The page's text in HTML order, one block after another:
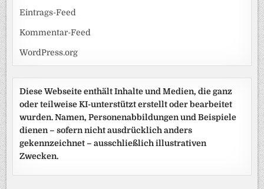
Eintrags-Feed
Kommentar-Feed
WordPress.org
Diese Webseite enthält Inhalte und Medien, die ganz
oder teilweise KI-unterstützt erstellt oder bearbeitet
wurden. Namen, Personenabbildungen und Beispiele
dienen – sofern nicht ausdrücklich anders
gekennzeichnet – ausschließlich illustrativen
Zwecken.